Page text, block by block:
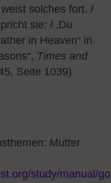
solches fort. /
sie: / ‚Du
in Heaven“ in
Times and
Seite 1039)
Mutter
study/manual/